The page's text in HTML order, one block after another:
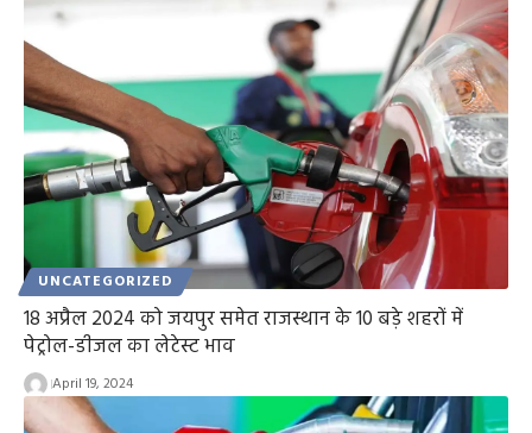
UNCATEGORIZED
18 अप्रैल 2024 को जयपुर समेत राजस्थान के 10 बड़े शहरों में
पेट्रोल-डीजल का लेटेस्ट भाव
April 19, 2024